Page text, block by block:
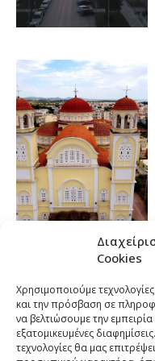
Cookies
Χρησιμοποιούμε
και την πρόσβαση σε
να βελτιώσουμε την
εξατομικευμένες
τεχνολογίες θα μας